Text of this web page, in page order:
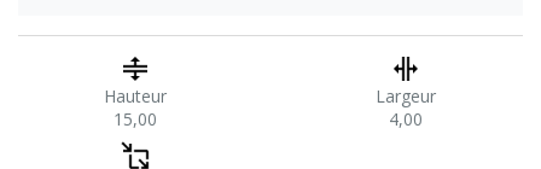
Hauteur
15,00
Largeur
4,00